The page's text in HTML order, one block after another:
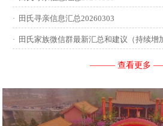
联系方式。 没有家谱的
息有哪些，有家谱请把
· 田氏寻亲信息汇总20260303
· 田氏家族微信群最新汇总和建议（持续增
——— 查看更多